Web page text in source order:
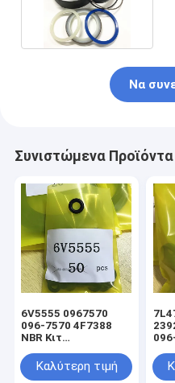
Να
Συνιστώμενα Προϊόντα
6V5555 0967570
096-7570 4F7388
NBR Κιτ
υδραυλικού
κυλίνδρου φορτωτή
Καλύτερη τιμή